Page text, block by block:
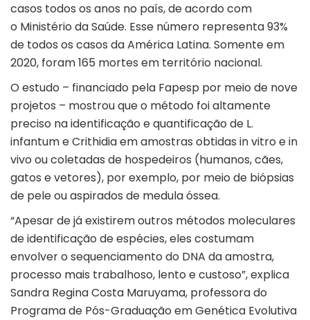
casos todos os anos no país, de acordo com
o Ministério da Saúde. Esse número representa 93%
de todos os casos da América Latina. Somente em
2020, foram 165 mortes em território nacional.
O estudo – financiado pela Fapesp por meio de nove
projetos – mostrou que o método foi altamente
preciso na identificação e quantificação de L.
infantum e Crithidia em amostras obtidas in vitro e in
vivo ou coletadas de hospedeiros (humanos, cães,
gatos e vetores), por exemplo, por meio de biópsias
de pele ou aspirados de medula óssea.
“Apesar de já existirem outros métodos moleculares
de identificação de espécies, eles costumam
envolver o sequenciamento do DNA da amostra,
processo mais trabalhoso, lento e custoso”, explica
Sandra Regina Costa Maruyama, professora do
Programa de Pós-Graduação em Genética Evolutiva